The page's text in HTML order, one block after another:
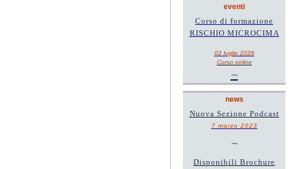
eventi
Corso di formazione
RISCHIO MICROCIMA
02 luglio 2026
Corso online
~
news
Nuova Sezione Podcast
7 marzo 2023
~
Disponibili Brochure